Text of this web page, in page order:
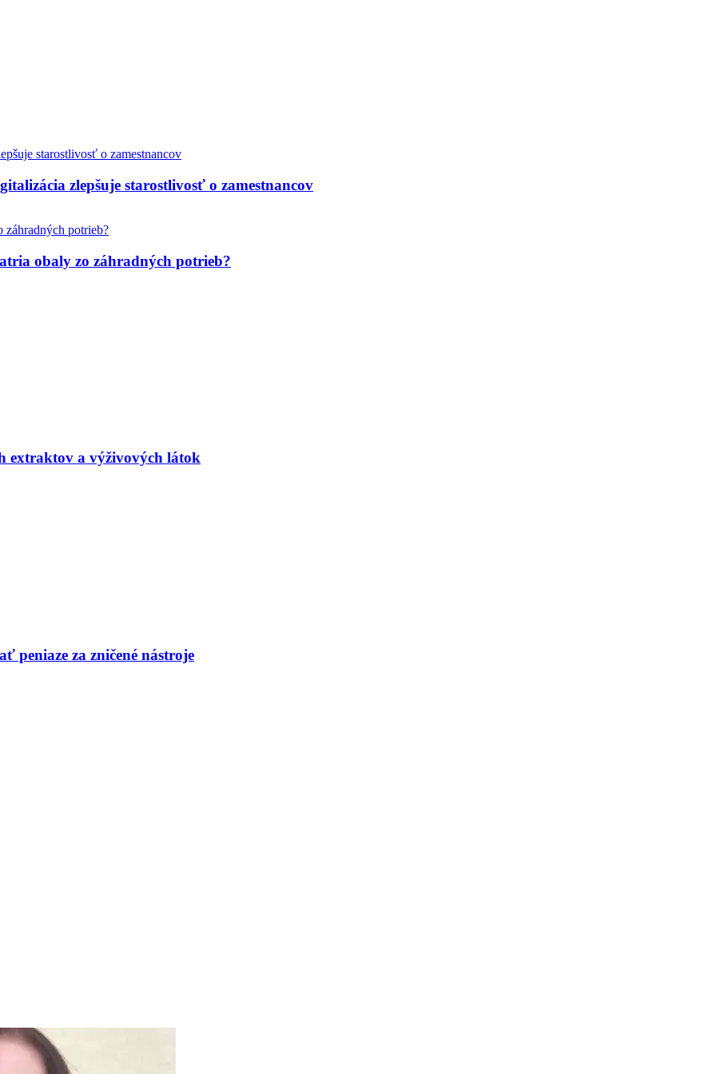
zlepšuje starostlivosť o zamestnancov
obaly zo záhradných potrieb?
extraktov a výživových látok
za zničené nástroje